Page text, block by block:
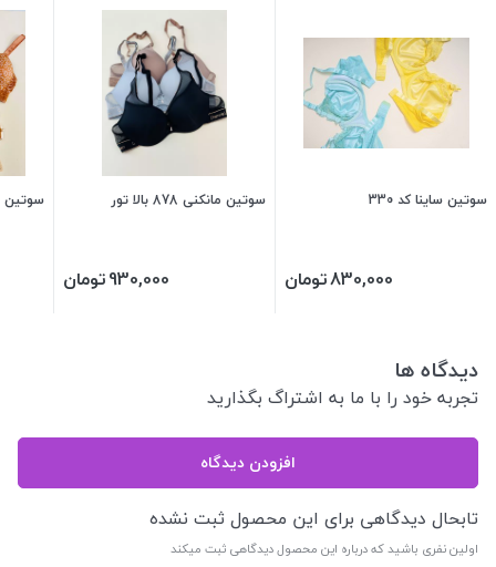
سوتین ساینا کد 330
830,000تومان
سوتین مانکنی 878 بالا تور
930,000تومان
سوتین
دیدگاه ها
تجربه خود را با ما به اشتراگ بگذارید
افزودن دیدگاه
تابحال دیدگاهی برای این محصول ثبت نشده
اولین نفری باشید که درباره این محصول دیدگاهی ثبت میکند